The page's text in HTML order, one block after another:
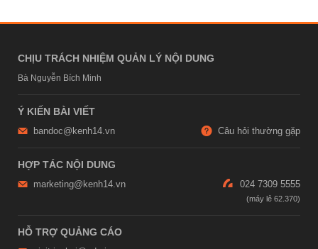
CHỊU TRÁCH NHIỆM QUẢN LÝ NỘI DUNG
Bà Nguyễn Bích Minh
Ý KIẾN BÀI VIẾT
bandoc@kenh14.vn Câu hỏi thường gặp
HỢP TÁC NỘI DUNG
marketing@kenh14.vn 024 7309 5555
HỖ TRỢ QUẢNG CÁO